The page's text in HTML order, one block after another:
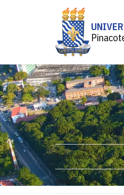
Coleção
A. Carvalho
Alberto Lacet